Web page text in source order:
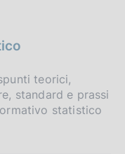
teorici,
standard e prassi
statistico